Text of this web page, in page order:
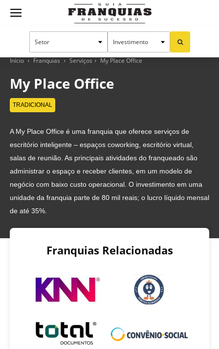
Guia
Franquias
Sucesso
Início Franquias Serviços My Place Office
My Place Office
TRADICIONAL
A My Place Office é uma franquia que oferece serviços de
escritório inteligente – espaços coworking, escritório virtual,
salas de reunião. As principais atividades do franqueado são
administrar o espaço e receber clientes, em um modelo de
negócio com baixo custo operacional. O investimento em uma
unidade da franquia parte de 80 mil reais; o lucro líquido mensal
de até 35%.
Franquias Relacionadas
INVESTIMENTO INICIAL
R$ 146.000 até R$ 200.000